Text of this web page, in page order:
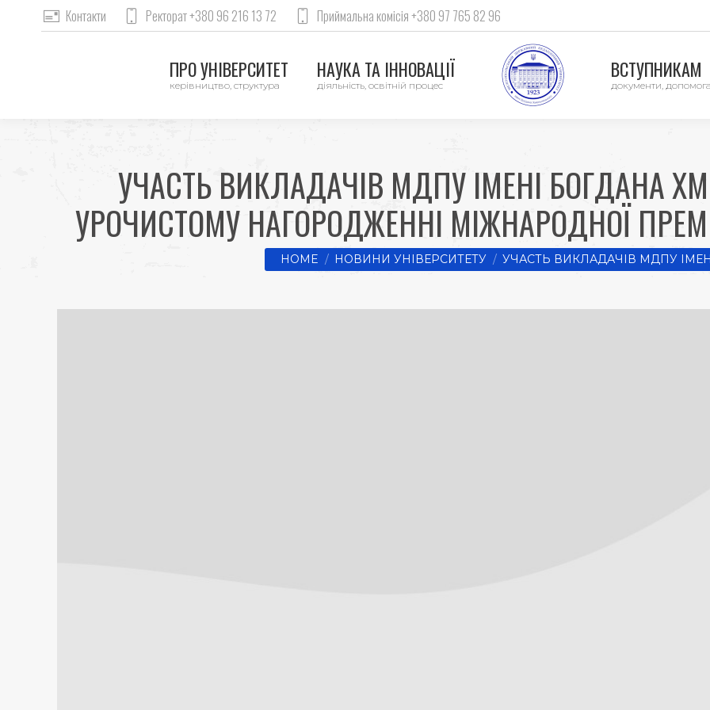
Контакти Ректорат +380 96 216 13 72 Приймальна комісія +380 97 765 82 96
ПРО УНІВЕРСИТЕТ
керівництво, структура
НАУКА ТА ІННОВАЦІЇ
діяльність, освітній процес
ВСТУПНИКАМ
документи,
УЧАСТЬ ВИКЛАДАЧІВ МДПУ ІМЕНІ БОГДАНА
УРОЧИСТОМУ НАГОРОДЖЕННІ МІЖНАРОДНОЇ
You are here:
HOME НОВИНИ УНІВЕРСИТЕТУ УЧАСТЬ ВИКЛАДАЧІВ МДПУ